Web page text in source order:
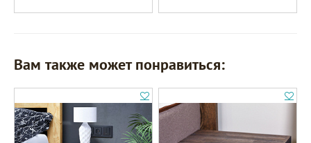
Вам также может понравиться: